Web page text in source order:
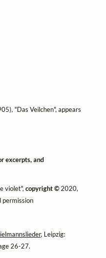
"Das Veilchen", appears
excerpts, and
violet",copyright © 2020,
permission
, Leipzig:
26-27.